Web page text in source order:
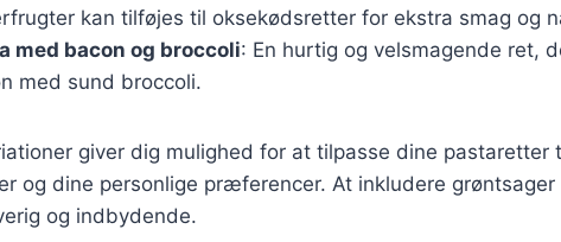
kan tilføjes til oksekødsretter for ekstra smag og
med bacon og broccoli: En hurtig og velsmagende ret,
med sund broccoli.
giver dig mulighed for at tilpasse dine pastaretter
og dine personlige præferencer. At inkludere
og indbydende.